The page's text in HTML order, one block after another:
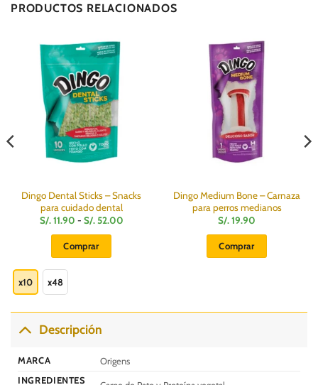
PRODUCTOS RELACIONADOS
Dingo Dental Sticks – Snacks
para cuidado dental
S/.11.90 - S/. 52.00Rango
Comprar
variantes.
x10 x48
Dingo Medium Bone – Carnaza
para perros medianos
S/.19.90
Comprar
Descripción
MARCA
Origens
INGREDIENTES